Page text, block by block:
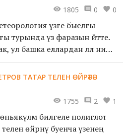
1805 0 0
үзәге быелгы
турында үз фаразын әйтте.
ул башка еллардан әллә ни
ТАТАР ТЕЛЕН ӨЙРӘТӘ!
1755 2 1
билгеле полиглот
өйрәнү буенча үзенең